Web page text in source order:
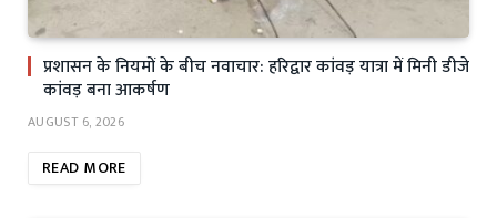
प्रशासन के नियमों के बीच नवाचार: हरिद्वार कांवड़ यात्रा में मिनी डीजे
कांवड़ बना आकर्षण
AUGUST 6, 2026
READ MORE